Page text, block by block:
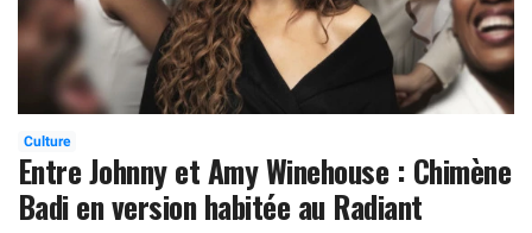
Culture
Entre Johnny et Amy Winehouse : Chimène
Badi en version habitée au Radiant